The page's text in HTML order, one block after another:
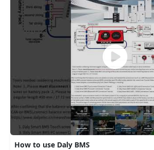
How to use Daly BMS